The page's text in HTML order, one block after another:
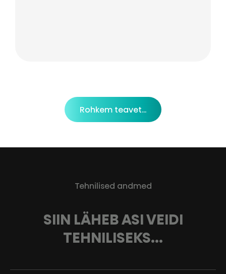
Rohkem teavet...
Tehnilised andmed
SIIN LÄHEB ASI VEIDI
TEHNILISEKS...